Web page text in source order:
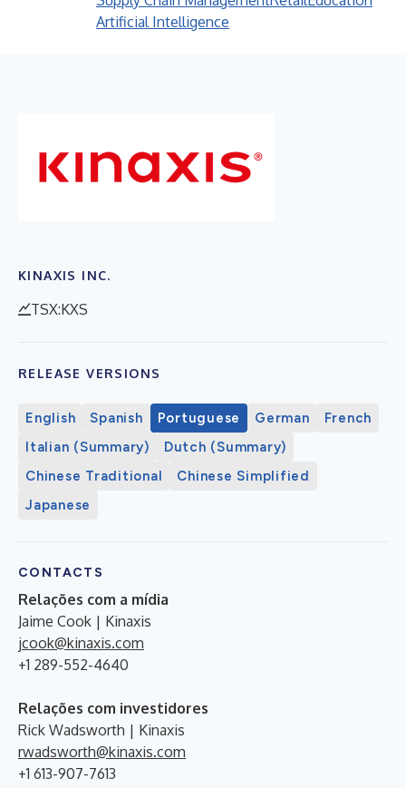
Artificial Intelligence
KINAXIS INC.
TSX:KXS
RELEASE VERSIONS
English Spanish Portuguese German
French
Italian (Summary)
Dutch (Summary)
Chinese Traditional
Chinese Simplified
Japanese
CONTACTS
Relações com a mídia
Jaime Cook | Kinaxis
jcook@kinaxis.com
+1 289-552-4640
Relações com investidores
Rick Wadsworth | Kinaxis
rwadsworth@kinaxis.com
+1 613-907-7613